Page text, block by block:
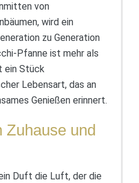
von
wird ein
zu Generation
Pfanne ist mehr als
ein Stück
Lebensart, das an
Genießen erinnert.
Zuhause und
Duft die Luft, der die